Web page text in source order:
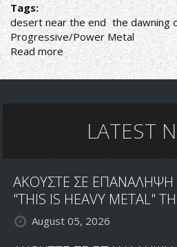
Tags:
desert near the end the dawning
Progressive/Power Metal
Read more about
DESERT
NEAR
ΕΠΙΣΤΡΕΦΟΥΝ
LATEST
ΑΚΟΥΣΤΕ ΣΕ
"THIS IS HEAVY METAL"
August 05, 2026